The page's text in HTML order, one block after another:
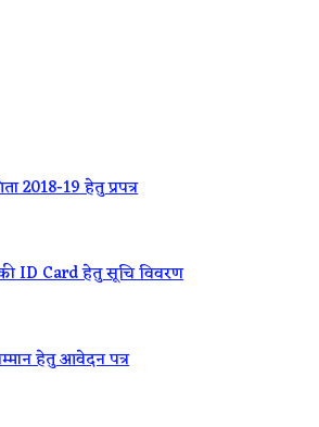
2018-19 हेतु प्रपत्र
की ID Card हेतु सूचि विवरण
हेतु आवेदन पत्र